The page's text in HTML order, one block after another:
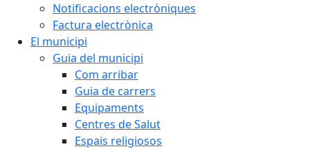
Notificacions electròniques
Factura electrònica
El municipi
Guia del municipi
Com arribar
Guia de carrers
Equipaments
Centres de Salut
Espais religiosos